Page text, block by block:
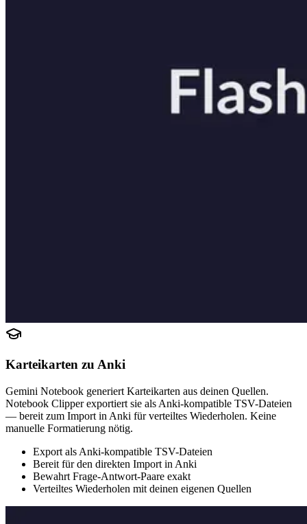
Karteikarten zu Anki
Gemini Notebook generiert Karteikarten aus deinen Quellen.
Notebook Clipper exportiert sie als Anki-kompatible TSV-Dateien
— bereit zum Import in Anki für verteiltes Wiederholen. Keine
manuelle Formatierung nötig.
Export als Anki-kompatible TSV-Dateien
Bereit für den direkten Import in Anki
Bewahrt Frage-Antwort-Paare exakt
Verteiltes Wiederholen mit deinen eigenen Quellen